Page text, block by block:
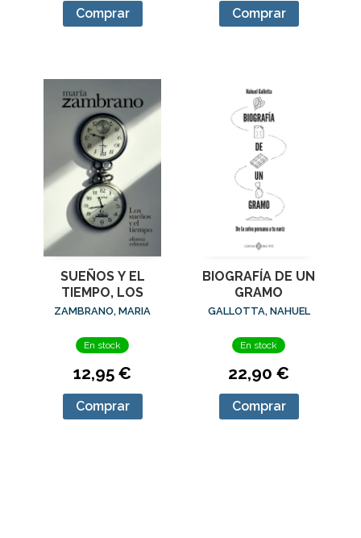
Comprar Comprar
SUEÑOS Y EL
TIEMPO, LOS
ZAMBRANO, MARIA
En stock
12,95 €
Comprar
BIOGRAFÍA DE UN
GRAMO
GALLOTTA, NAHUEL
En stock
22,90 €
Comprar